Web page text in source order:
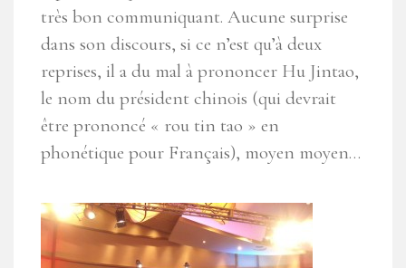
très bon communiquant. Aucune surprise
dans son discours, si ce n’est qu’à deux
reprises, il a du mal à prononcer Hu Jintao,
le nom du président chinois (qui devrait
être prononcé « rou tin tao » en
phonétique pour Français), moyen moyen…